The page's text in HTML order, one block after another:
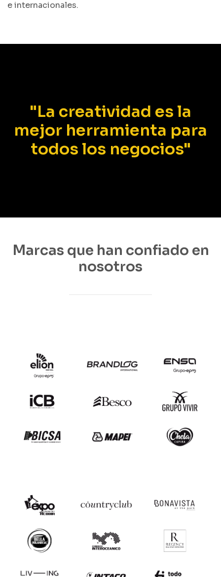
e internacionales.
"La creatividad es la
mejor herramienta para
todos los negocios"
Marcas que han confiado en
nosotros